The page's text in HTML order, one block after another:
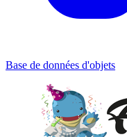
Base de données d'objets